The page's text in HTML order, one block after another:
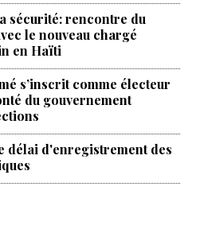
sécurité: rencontre du
le nouveau chargé
en Haïti
s’inscrit comme électeur
du gouvernement
délai d'enregistrement des
commerce et de
africaine
pour
235e
la cérémonie du